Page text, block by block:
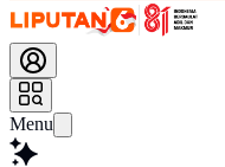
Menu